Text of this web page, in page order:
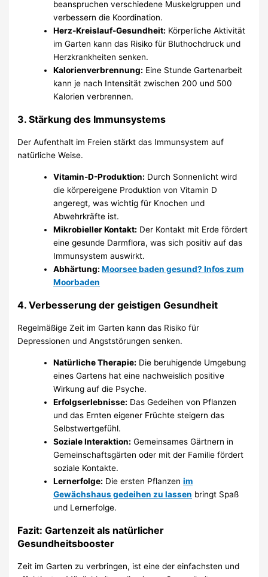
beanspruchen verschiedene Muskelgruppen und
verbessern die Koordination.
Herz-Kreislauf-Gesundheit: Körperliche Aktivität
im Garten kann das Risiko für Bluthochdruck und
Herzkrankheiten senken.
Kalorienverbrennung: Eine Stunde Gartenarbeit
kann je nach Intensität zwischen 200 und 500
Kalorien verbrennen.
3. Stärkung des Immunsystems
Der Aufenthalt im Freien stärkt das Immunsystem auf
natürliche Weise.
Vitamin-D-Produktion: Durch Sonnenlicht wird
die körpereigene Produktion von Vitamin D
angeregt, was wichtig für Knochen und
Abwehrkräfte ist.
Mikrobieller Kontakt: Der Kontakt mit Erde fördert
eine gesunde Darmflora, was sich positiv auf das
Immunsystem auswirkt.
Abhärtung:Moorsee baden gesund? Infos zum
Moorbaden
4. Verbesserung der geistigen Gesundheit
Regelmäßige Zeit im Garten kann das Risiko für
Depressionen und Angststörungen senken.
Natürliche Therapie: Die beruhigende Umgebung
eines Gartens hat eine nachweislich positive
Wirkung auf die Psyche.
Erfolgserlebnisse: Das Gedeihen von Pflanzen
und das Ernten eigener Früchte steigern das
Selbstwertgefühl.
Soziale Interaktion: Gemeinsames Gärtnern in
Gemeinschaftsgärten oder mit der Familie fördert
soziale Kontakte.
Lernerfolge: Die ersten Pflanzenim
Gewächshaus gedeihen zu lassen bringt Spaß
und Lernerfolge.
Fazit: Gartenzeit als natürlicher
Gesundheitsbooster
Zeit im Garten zu verbringen, ist eine der einfachsten und